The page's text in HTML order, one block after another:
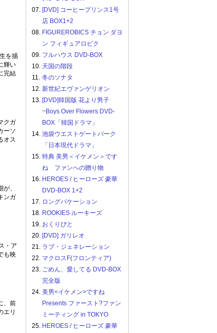
を描
輝い
完結
クガ
ーソ
オス
、
ンガ
・ア
も映
、前
エリ
07. [DVD] コーヒープリンス1号
店 BOX1+2
08. FIGUREROBICS チョン ダヨ
ン フィギュアロビク
09. フルハウス DVD-BOX
10. 天国の階段
11. 冬のソナタ
12. 新世紀エヴァンゲリオン
13. [DVD]韓国版 花より男子
~Boys Over Flowers DVD-
BOX「韓国ドラマ」
14. 池袋ウエストゲートパーク
「日本現代ドラマ」
15. 特典 美男＜イケメン＞です
ね ファンへの贈り物
16. HEROES / ヒーローズ 豪華
DVD-BOX 1+2
17. ロングバケーション
18. ROOKIES ルーキーズ
19. おくりびと
20. [DVD] ガリレオ
21. ラブ・ジェネレーション
22. マクロスF(フロンティア)
23. ごめん、愛してる DVD-BOX
完全版
24. 美男<イケメン>ですね
Presents ファースト?ファン
ミーティング in TOKYO
25. HEROES / ヒーローズ 豪華